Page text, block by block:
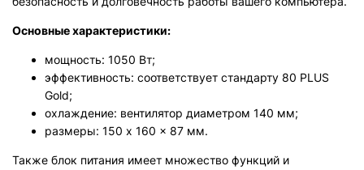
Основные характеристики:
мощность: 1050 Вт;
эффективность: соответствует стандарту 80 PLUS
Gold;
охлаждение: вентилятор диаметром 140 мм;
размеры: 150 x 160 x 87 мм.
Также блок питания имеет множество функций и